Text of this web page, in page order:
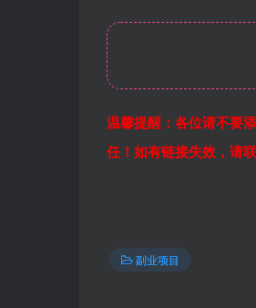
温馨提醒：各位请不要
任！如有链接失效，请
副业项目